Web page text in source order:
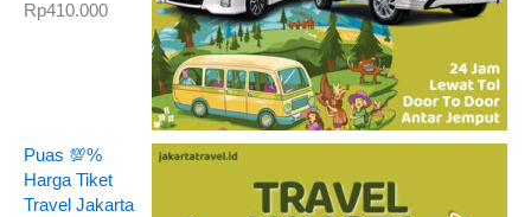
Rp410.000
Puas 💯%
Harga Tiket
Travel Jakarta